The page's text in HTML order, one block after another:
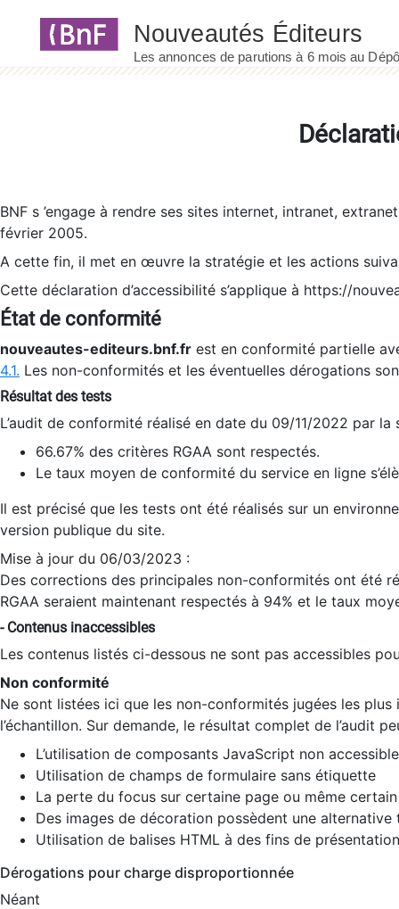
BNF s ’engage à rendre ses sites internet, intranet,
février 2005.
A cette fin, il met en œuvre la stratégie et les actions
Cette déclaration d’accessibilité s’applique à https://
État de conformité
nouveautes-editeurs.bnf.fr est en conformité partielle
4.1. Les non-conformités et les éventuelles dérogations
Résultat des tests
L’audit de conformité réalisé en date du 09/11/2022 par
66.67% des critères RGAA sont respectés.
Le taux moyen de conformité du service en ligne
Il est précisé que les tests ont été réalisés sur un
version publique du site.
Mise à jour du 06/03/2023 :
Des corrections des principales non-conformités ont été
RGAA seraient maintenant respectés à 94% et le taux
- Contenus inaccessibles
Les contenus listés ci-dessous ne sont pas accessibles
Non conformité
Ne sont listées ici que les non-conformités jugées les
l’échantillon. Sur demande, le résultat complet de l’audit
L’utilisation de composants JavaScript non
Utilisation de champs de formulaire sans étiquette
La perte du focus sur certaine page ou même
Des images de décoration possèdent une alternative
Utilisation de balises HTML à des fins de
Dérogations pour charge disproportionnée
Néant